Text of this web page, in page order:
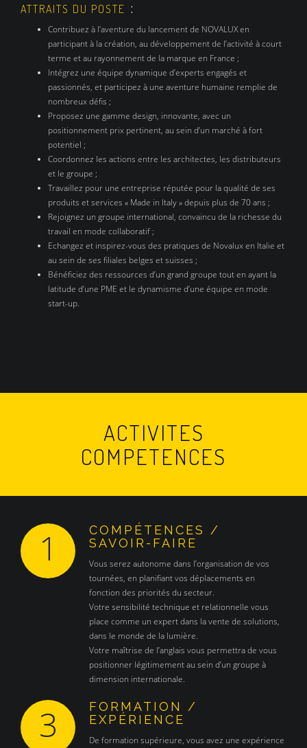
ATTRAITS DU POSTE :
Contribuez à l’aventure du lancement de NOVALUX en
participant à la création, au développement de l’activité à court
terme et au rayonnement de la marque en France ;
Intégrez une équipe dynamique d’experts engagés et
passionnés, et participez à une aventure humaine remplie de
nombreux défis ;
Proposez une gamme design, innovante, avec un
positionnement prix pertinent, au sein d’un marché à fort
potentiel ;
Coordonnez les actions entre les architectes, les distributeurs
et le groupe ;
Travaillez pour une entreprise réputée pour la qualité de ses
produits et services « Made in Italy » depuis plus de 70 ans ;
Rejoignez un groupe international, convaincu de la richesse du
travail en mode collaboratif ;
Echangez et inspirez-vous des pratiques de Novalux en Italie et
au sein de ses filiales belges et suisses ;
Bénéficiez des ressources d’un grand groupe tout en ayant la
latitude d’une PME et le dynamisme d’une équipe en mode
start-up.
ACTIVITES
COMPETENCES
1
COMPÉTENCES /
SAVOIR-FAIRE
Vous serez autonome dans l’organisation de vos
tournées, en planifiant vos déplacements en
fonction des priorités du secteur.
Votre sensibilité technique et relationnelle vous
place comme un expert dans la vente de solutions,
dans le monde de la lumière.
Votre maîtrise de l’anglais vous permettra de vous
positionner légitimement au sein d’un groupe à
dimension internationale.
3
FORMATION /
EXPÉRIENCE
De formation supérieure, vous avez une expérience